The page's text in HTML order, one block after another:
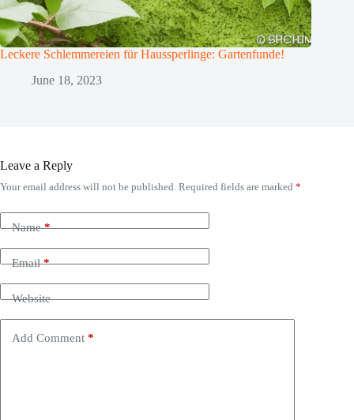
Leckere Schlemmereien für Haussperlinge: Gartenfunde!
June 18, 2023
Leave a Reply
Your email address will not be published. Required fields are marked *
Name*
Email*
Website
Add Comment *